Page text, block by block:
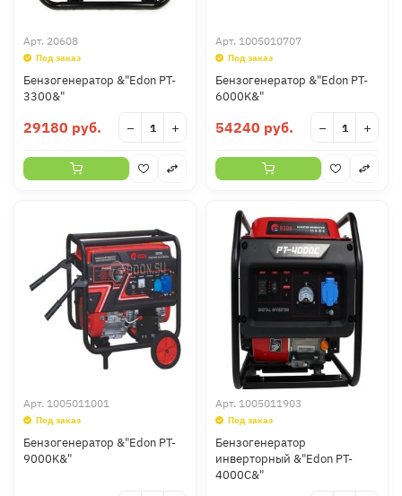
Арт. 20608
Под заказ
Бензогенератор &"Edon PT-
3300&"
29180 руб. − +
Арт. 1005010707
Под заказ
Бензогенератор &"Edon PT-
6000K&"
54240 руб. − +
Арт. 1005011001
Под заказ
Бензогенератор &"Edon PT-
9000K&"
Арт. 1005011903
Под заказ
Бензогенератор
инверторный &"Edon PT-
4000C&"